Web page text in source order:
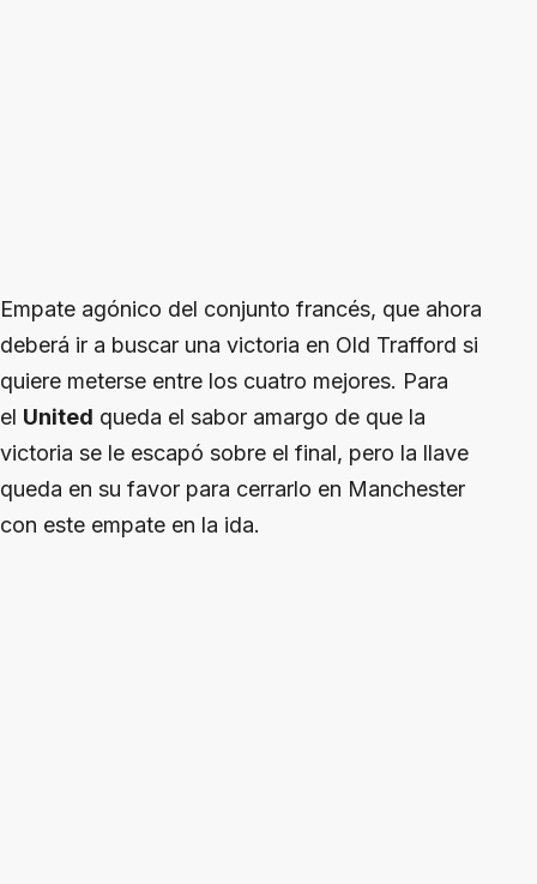
Empate agónico del conjunto francés, que ahora
deberá ir a buscar una victoria en Old Trafford si
quiere meterse entre los cuatro mejores. Para
el United queda el sabor amargo de que la
victoria se le escapó sobre el final, pero la llave
queda en su favor para cerrarlo en Manchester
con este empate en la ida.